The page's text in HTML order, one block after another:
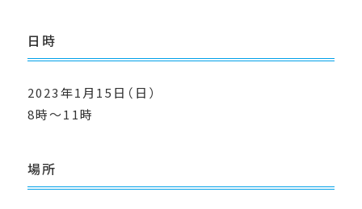
日時
2023年1月15日（日）
8時〜11時
場所